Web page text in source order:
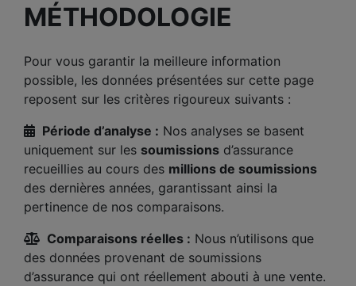
MÉTHODOLOGIE
Pour vous garantir la meilleure information
possible, les données présentées sur cette page
reposent sur les critères rigoureux suivants :
Période d’analyse : Nos analyses se basent
uniquement sur les soumissions d’assurance
recueillies au cours des millions de soumissions
des dernières années, garantissant ainsi la
pertinence de nos comparaisons.
Comparaisons réelles : Nous n’utilisons que
des données provenant de soumissions
d’assurance qui ont réellement abouti à une vente.